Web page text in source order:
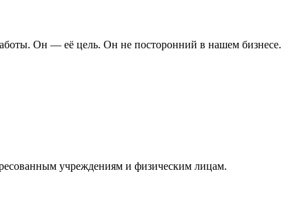
Он — её цель. Он не посторонний в нашем бизнесе.
учреждениям и физическим лицам.